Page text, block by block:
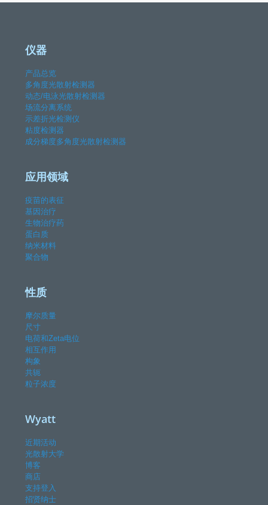
仪器
产品总览
多角度光散射检测器
动态/电泳光散射检测器
场流分离系统
示差折光检测仪
粘度检测器
成分梯度多角度光散射检测器
应用领域
疫苗的表征
基因治疗
生物治疗药
蛋白质
纳米材料
聚合物
性质
摩尔质量
尺寸
电荷和Zeta电位
相互作用
构象
共轭
粒子浓度
Wyatt
近期活动
光散射大学
博客
商店
支持登入
招贤纳士